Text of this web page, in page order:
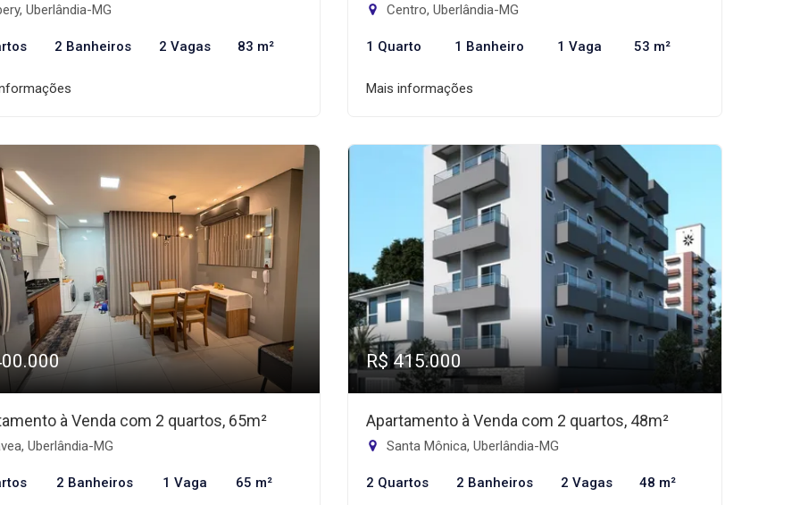
Uberlândia-MG
2 Banheiros 2 Vagas 83 m²
Centro, Uberlândia-MG
1 Quarto 1 Banheiro 1 Vaga 53 m²
Mais informações
à Venda com 2 quartos, 65m²
Uberlândia-MG
2 Banheiros 1 Vaga 65 m²
R$ 415.000
Apartamento à Venda com 2 quartos, 48m²
Santa Mônica, Uberlândia-MG
2 Quartos 2 Banheiros 2 Vagas 48 m²